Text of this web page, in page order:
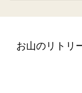
お山のリト